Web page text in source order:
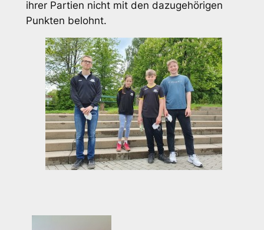
ihrer Partien nicht mit den dazugehörigen
Punkten belohnt.